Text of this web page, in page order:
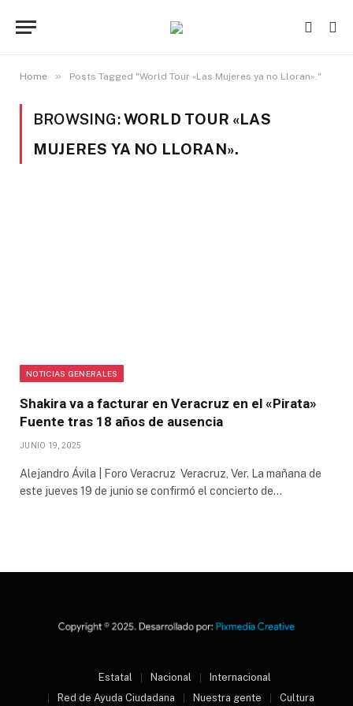
Home » Posts Tagged "World Tour «Las Mujeres ya no Lloran»."
BROWSING:WORLD TOUR «LAS
MUJERES YA NO LLORAN».
NOTICIAS GENERALES
Shakira va a facturar en Veracruz en el «Pirata»
Fuente tras 18 años de ausencia
JUNIO 19, 2025
Alejandro Ávila | Foro Veracruz Veracruz, Ver. La mañana de
este jueves 19 de junio se confirmó el concierto de…
Estatal Nacional
Internacional
Red de Ayuda Ciudadana
Nuestra gente Cultura